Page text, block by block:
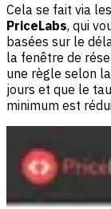
Cela se fait via les
PriceLabs, qui
basées sur le
la fenêtre de
une règle selon
jours et que le
minimum est